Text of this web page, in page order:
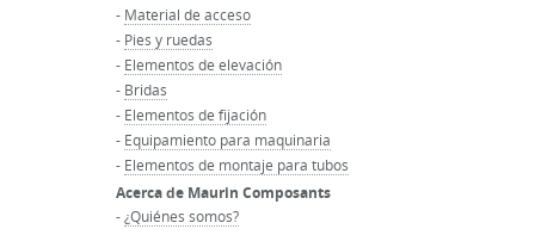
- Material de acceso
- Pies y ruedas
- Elementos de elevación
- Bridas
- Elementos de fijación
- Equipamiento para maquinaria
- Elementos de montaje para tubos
Acerca de Maurin Composants
-¿Quiénes somos?